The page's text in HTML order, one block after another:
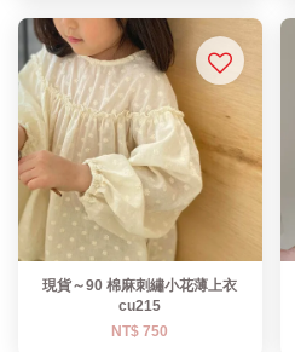
現貨～90 棉麻刺繡小花薄上衣
cu215
NT$ 750